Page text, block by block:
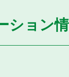
ション